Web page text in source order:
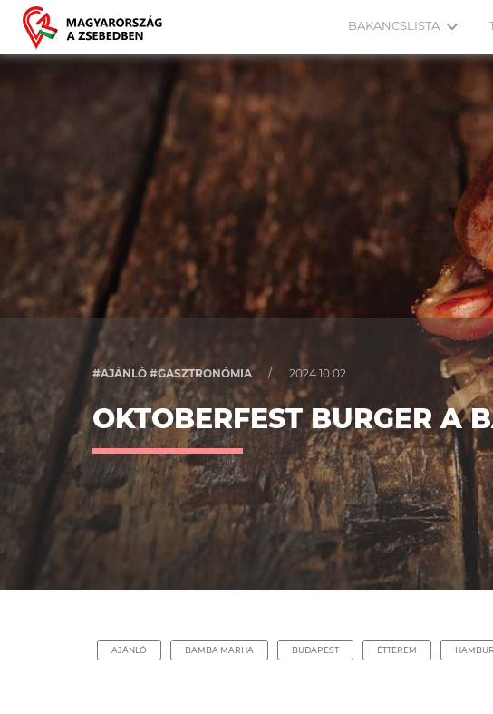
BAKANCSLISTA
#AJÁNLÓ #GASZTRONÓMIA / 2024.10.02.
OKTOBERFEST BURGER
AJÁNLÓ BAMBA MARHA BUDAPEST ÉTTEREM